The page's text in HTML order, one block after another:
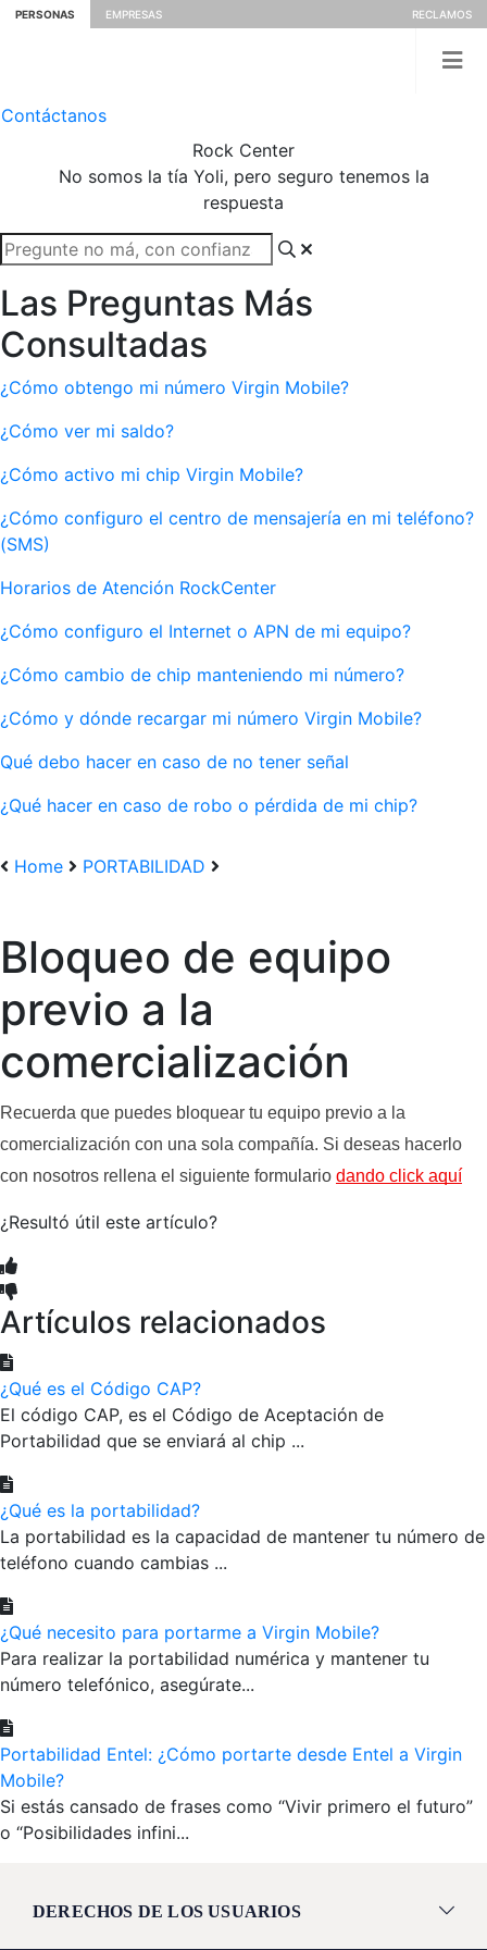
PERSONAS EMPRESAS RECLAMOS
Contáctanos
Rock Center
No somos la tía Yoli, pero seguro tenemos la
respuesta
Las Preguntas Más
Consultadas
¿Cómo obtengo mi número Virgin Mobile?
¿Cómo ver mi saldo?
¿Cómo activo mi chip Virgin Mobile?
¿Cómo configuro el centro de mensajería en mi teléfono?
(SMS)
Horarios de Atención RockCenter
¿Cómo configuro el Internet o APN de mi equipo?
¿Cómo cambio de chip manteniendo mi número?
¿Cómo y dónde recargar mi número Virgin Mobile?
Qué debo hacer en caso de no tener señal
¿Qué hacer en caso de robo o pérdida de mi chip?
Home PORTABILIDAD
Bloqueo de equipo
previo a la
comercialización
Recuerda que puedes bloquear tu equipo previo a la
comercialización con una sola compañía. Si deseas hacerlo
con nosotros rellena el siguiente formulario dando click aquí
¿Resultó útil este artículo?
Artículos relacionados
¿Qué es el Código CAP?
El código CAP, es el Código de Aceptación de
Portabilidad que se enviará al chip ...
¿Qué es la portabilidad?
La portabilidad es la capacidad de mantener tu número de
teléfono cuando cambias ...
¿Qué necesito para portarme a Virgin Mobile?
Para realizar la portabilidad numérica y mantener tu
número telefónico, asegúrate...
Portabilidad Entel: ¿Cómo portarte desde Entel a Virgin
Mobile?
Si estás cansado de frases como “Vivir primero el futuro”
o “Posibilidades infini...
DERECHOS DE LOS USUARIOS